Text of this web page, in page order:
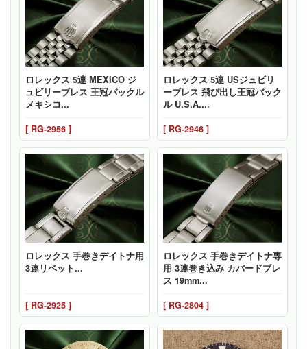
ロレックス 5連 MEXICO ジ
ュビリーブレス 王冠バックル
メキシコ...
[ RG-2956 ]
ロレックス 5連 USジュビリ
ーブレス 飛び出し王冠バック
ル U.S.A....
[ RG-2946 ]
ロレックス 手巻きデイトナ用
3連リベット...
[ RG-2925 ]
ロレックス 手巻きデイトナ専
用 3連巻き込み カバードブレ
ス 19mm...
[ RG-2804 ]